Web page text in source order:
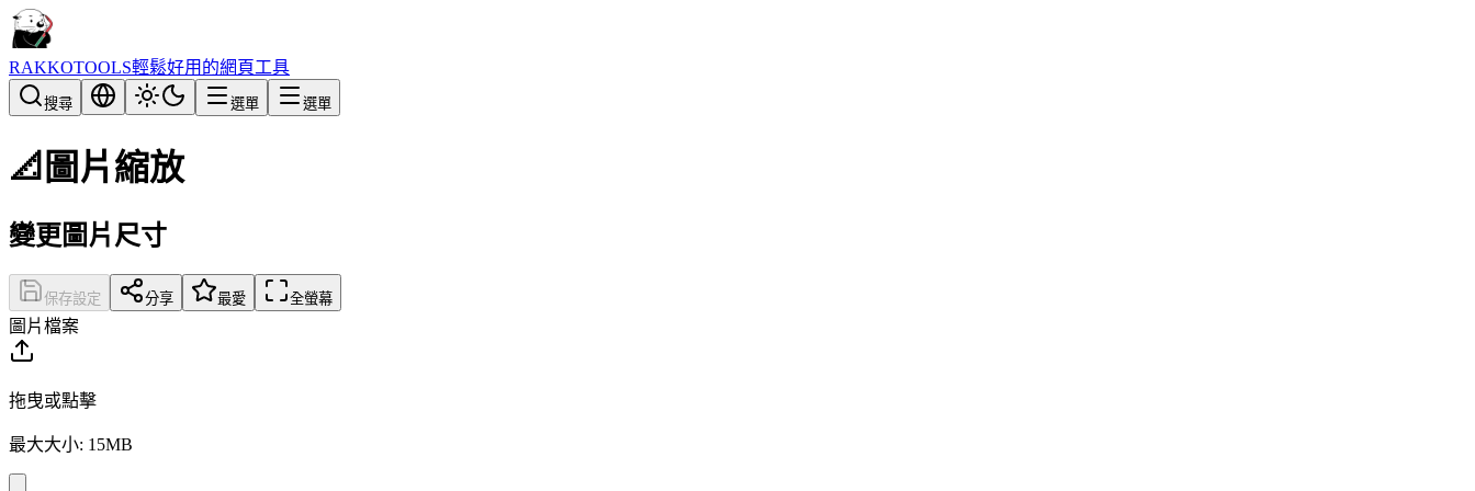
RAKKOTOOLS輕鬆好用的網頁工具
搜尋 選單 選單
📐 圖片縮放
變更圖片尺寸
保存設定 分享 最愛 全螢幕
圖片檔案
拖曳或點擊
最大大小: 15MB